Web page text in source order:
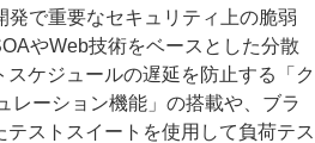
発で重要なセキュリティ上の脆弱
やWeb技術をベースとした分散
ケジュールの遅延を防止する「ク
レーション機能」の搭載や、ブラ
テストスイートを使用して負荷テス